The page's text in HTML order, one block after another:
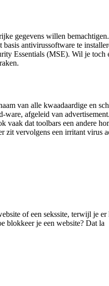
gegevens willen
antivirussoftware te
Essentials (MSE). Wil je
van alle kwaadaardige en
ware, afgeleid van
dat toolbars een andere
vervolgens een irritant virus
of een sekssite, terwijl je
blokkeer je een website? Dat la